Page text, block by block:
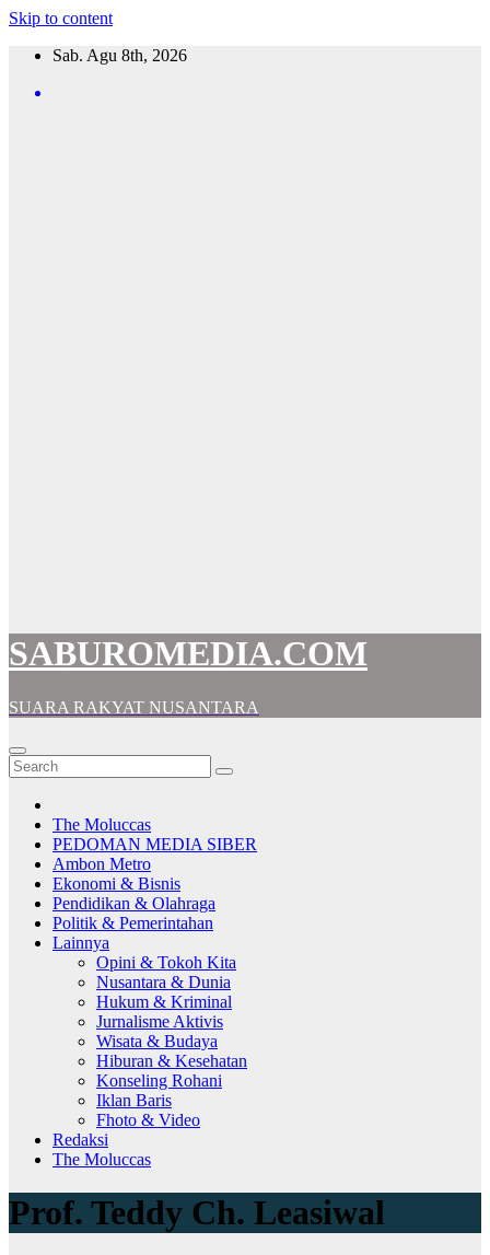
Skip to content
Sab. Agu 8th, 2026
SABUROMEDIA.COM
SUARA RAKYAT NUSANTARA
The Moluccas
PEDOMAN MEDIA SIBER
Ambon Metro
Ekonomi & Bisnis
Pendidikan & Olahraga
Politik & Pemerintahan
Lainnya
Opini & Tokoh Kita
Nusantara & Dunia
Hukum & Kriminal
Jurnalisme Aktivis
Wisata & Budaya
Hiburan & Kesehatan
Konseling Rohani
Iklan Baris
Fhoto & Video
Redaksi
The Moluccas
Prof. Teddy Ch. Leasiwal